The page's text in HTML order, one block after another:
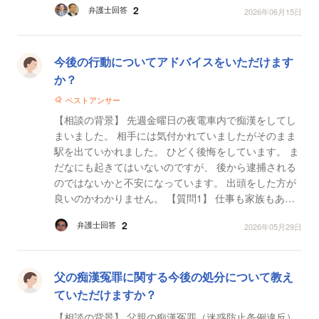
弁護士回答 2 2026年06月15日
今後の行動についてアドバイスをいただけます
か？
ベストアンサー
【相談の背景】 先週金曜日の夜電車内で痴漢をしてし
まいました。 相手には気付かれていましたがそのまま
駅を出ていかれました。 ひどく後悔をしています。 ま
だなにも起きてはいないのですが、 後から逮捕される
のではないかと不安になっています。 出頭をした方が
良いのかわかりません。 【質問1】 仕事も家族もあり
弁護士回答 2 2026年05月29日
父の痴漢冤罪に関する今後の処分について教え
ていただけますか？